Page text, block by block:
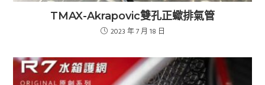
TMAX-Akrapovic雙孔正蠍排氣管
2023 年 7 月 18 日